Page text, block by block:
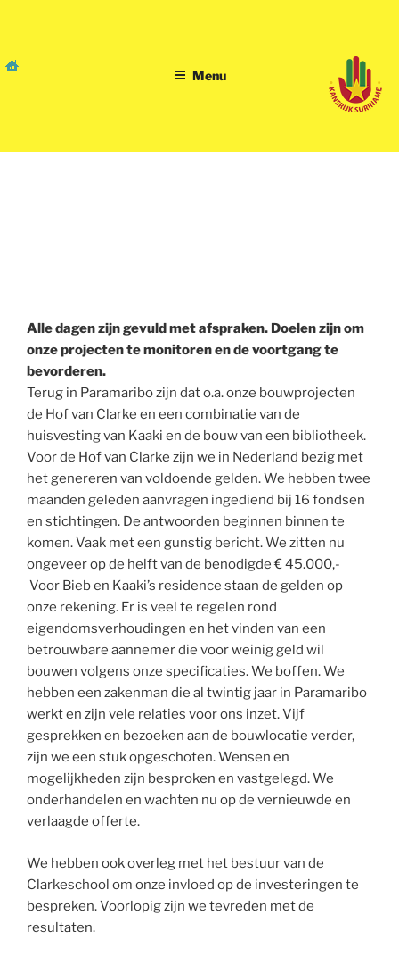
Menu
Alle dagen zijn gevuld met afspraken. Doelen zijn om
onze projecten te monitoren en de voortgang te
bevorderen.
Terug in Paramaribo zijn dat o.a. onze bouwprojecten
de Hof van Clarke en een combinatie van de
huisvesting van Kaaki en de bouw van een bibliotheek.
Voor de Hof van Clarke zijn we in Nederland bezig met
het genereren van voldoende gelden. We hebben twee
maanden geleden aanvragen ingediend bij 16 fondsen
en stichtingen. De antwoorden beginnen binnen te
komen. Vaak met een gunstig bericht. We zitten nu
ongeveer op de helft van de benodigde€ 45.000,-
Voor Bieb en Kaaki’s residence staan de gelden op
onze rekening. Er is veel te regelen rond
eigendomsverhoudingen en het vinden van een
betrouwbare aannemer die voor weinig geld wil
bouwen volgens onze specificaties. We boffen. We
hebben een zakenman die al twintig jaar in Paramaribo
werkt en zijn vele relaties voor ons inzet. Vijf
gesprekken en bezoeken aan de bouwlocatie verder,
zijn we een stuk opgeschoten. Wensen en
mogelijkheden zijn besproken en vastgelegd. We
onderhandelen en wachten nu op de vernieuwde en
verlaagde offerte.
We hebben ook overleg met het bestuur van de
Clarkeschool om onze invloed op de investeringen te
bespreken. Voorlopig zijn we tevreden met de
resultaten.